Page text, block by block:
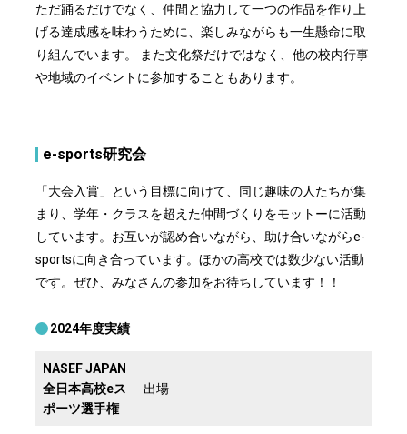
ただ踊るだけでなく、仲間と協力して一つの作品を作り上
げる達成感を味わうために、楽しみながらも一生懸命に取
り組んでいます。 また文化祭だけではなく、他の校内行事
や地域のイベントに参加することもあります。
e-sports研究会
「大会入賞」という目標に向けて、同じ趣味の人たちが集
まり、学年・クラスを超えた仲間づくりをモットーに活動
しています。お互いが認め合いながら、助け合いながらe-
sportsに向き合っています。ほかの高校では数少ない活動
です。ぜひ、みなさんの参加をお待ちしています！！
2024年度実績
NASEF JAPAN
全日本高校eス
ポーツ選手権
出場